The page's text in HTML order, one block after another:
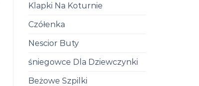
Klapki Na Koturnie
Czółenka
Nescior Buty
śniegowce Dla Dziewczynki
Beżowe Szpilki